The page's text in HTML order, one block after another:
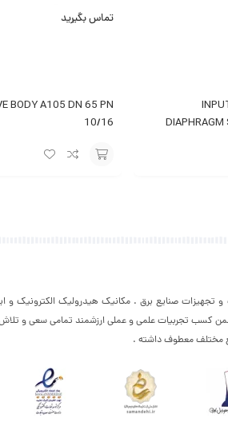
DIAPHRAGM
تماس بگیرید
BODY A105 DN 65 PN
10/16
صنایع برق . مکانیک هیدرولیک الکترونیک و
کسب تجربیات علمی و عملی ارزشمند تمامی سعی و
مختلف معطوف داشته .